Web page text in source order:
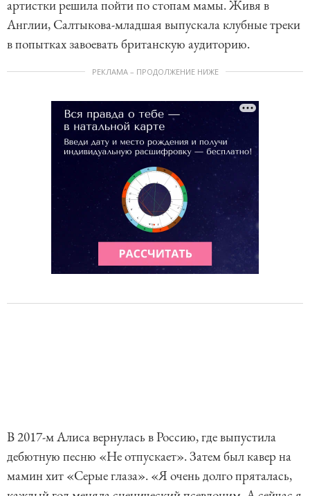
артистки решила пойти по стопам мамы. Живя в
Англии, Салтыкова-младшая выпускала клубные треки
в попытках завоевать британскую аудиторию.
РЕКЛАМА – ПРОДОЛЖЕНИЕ НИЖЕ
В 2017-м Алиса вернулась в Россию, где выпустила
дебютную песню «Не отпускает». Затем был кавер на
мамин хит «Серые глаза». «Я очень долго пряталась,